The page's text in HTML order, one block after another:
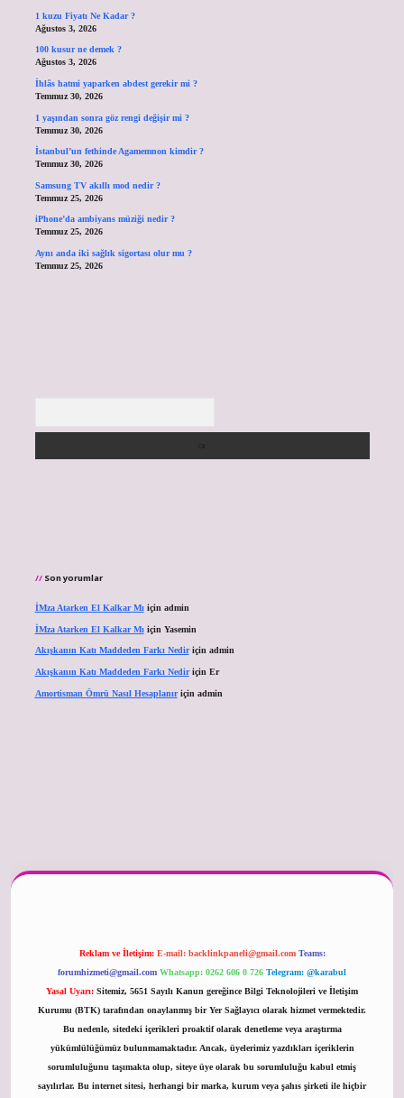
1 kuzu Fiyatı Ne Kadar ?
Ağustos 3, 2026
100 kusur ne demek ?
Ağustos 3, 2026
İhlâs hatmi yaparken abdest gerekir mi ?
Temmuz 30, 2026
1 yaşından sonra göz rengi değişir mi ?
Temmuz 30, 2026
İstanbul’un fethinde Agamemnon kimdir ?
Temmuz 30, 2026
Samsung TV akıllı mod nedir ?
Temmuz 25, 2026
iPhone’da ambiyans müziği nedir ?
Temmuz 25, 2026
Aynı anda iki sağlık sigortası olur mu ?
Temmuz 25, 2026
Son yorumlar
İMza Atarken El Kalkar Mıiçin admin
İMza Atarken El Kalkar Mıiçin Yasemin
Akışkanın Katı Maddeden Farkı Nediriçin admin
Akışkanın Katı Maddeden Farkı Nediriçin Er
Amortisman Ömrü Nasıl Hesaplanıriçin admin
Reklam ve İletişim: E-mail: backlinkpaneli@gmail.com Teams:
forumhizmeti@gmail.com Whatsapp: 0262 606 0 726 Telegram: @karabul
Yasal Uyarı: Sitemiz, 5651 Sayılı Kanun gereğince Bilgi Teknolojileri ve İletişim
Kurumu (BTK) tarafından onaylanmış bir Yer Sağlayıcı olarak hizmet vermektedir.
Bu nedenle, sitedeki içerikleri proaktif olarak denetleme veya araştırma
yükümlülüğümüz bulunmamaktadır. Ancak, üyelerimiz yazdıkları içeriklerin
sorumluluğunu taşımakta olup, siteye üye olarak bu sorumluluğu kabul etmiş
sayılırlar. Bu internet sitesi, herhangi bir marka, kurum veya şahıs şirketi ile hiçbir